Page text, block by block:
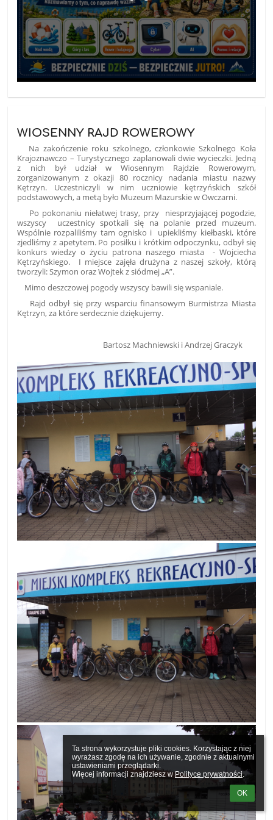
Ta strona wykorzystuje pliki cookies. Korzystając z niej
wyrażasz zgodę na ich używanie, zgodnie z aktualnymi
ustawieniami przeglądarki.
Więcej informacji znajdziesz w Polityce prywatności.
OK
WIOSENNY RAJD ROWEROWY
Na zakończenie roku szkolnego, członkowie Szkolnego Koła
Krajoznawczo – Turystycznego zaplanowali dwie wycieczki. Jedną
z nich był udział w Wiosennym Rajdzie Rowerowym,
zorganizowanym z okazji 80 rocznicy nadania miastu nazwy
Kętrzyn. Uczestniczyli w nim uczniowie kętrzyńskich szkół
podstawowych, a metą było Muzeum Mazurskie w Owczarni.
Po pokonaniu niełatwej trasy, przy niesprzyjającej pogodzie,
wszyscy uczestnicy spotkali się na polanie przed muzeum.
Wspólnie rozpaliliśmy tam ognisko i upiekliśmy kiełbaski, które
zjedliśmy z apetytem. Po posiłku i krótkim odpoczynku, odbył się
konkurs wiedzy o życiu patrona naszego miasta - Wojciecha
Kętrzyńskiego. I miejsce zajęła drużyna z naszej szkoły, którą
tworzyli: Szymon oraz Wojtek z siódmej „A”.
Mimo deszczowej pogody wszyscy bawili się wspaniale.
Rajd odbył się przy wsparciu finansowym Burmistrza Miasta
Kętrzyn, za które serdecznie dziękujemy.
Bartosz Machniewski i Andrzej Graczyk